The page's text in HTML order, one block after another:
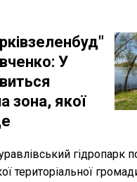
У
зона, якої
гідропарк
територіальної